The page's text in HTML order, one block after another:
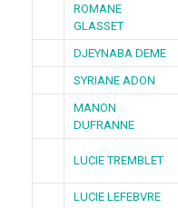
ROMANE
GLASSET
DJEYNABA DEME
SYRIANE ADON
MANON
DUFRANNE
LUCIE TREMBLET
LUCIE LEFEBVRE